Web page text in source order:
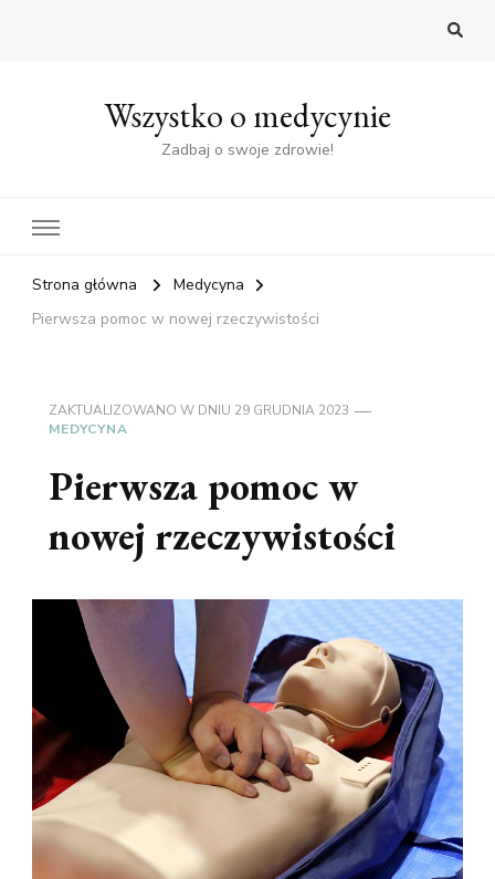
Wszystko o medycynie
Zadbaj o swoje zdrowie!
Strona główna
Medycyna
Pierwsza pomoc w nowej rzeczywistości
ZAKTUALIZOWANO W DNIU 29 GRUDNIA 2023
MEDYCYNA
Pierwsza pomoc w
nowej rzeczywistości